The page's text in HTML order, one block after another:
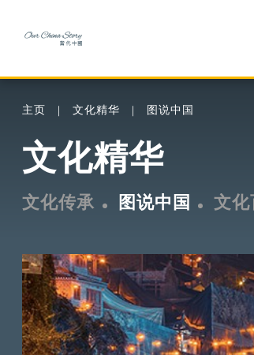
主页 文化精华 图说中国
文化精华
文化传承 图说中国 文化